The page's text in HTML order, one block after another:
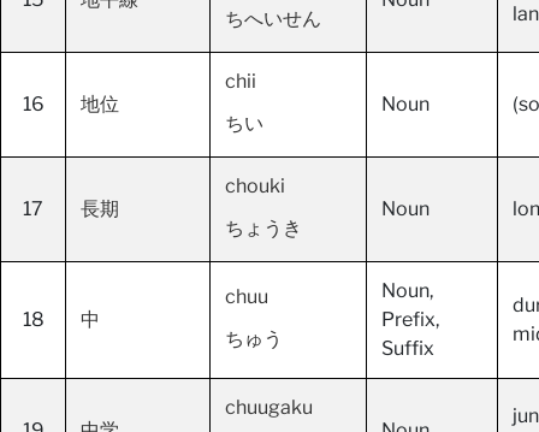
ちへいせん
16 地位
chii
ちい
Noun
17 長期
chouki
ちょうき
Noun
18 中
chuu
ちゅう
Noun,
Prefix,
Suffix
chuugaku